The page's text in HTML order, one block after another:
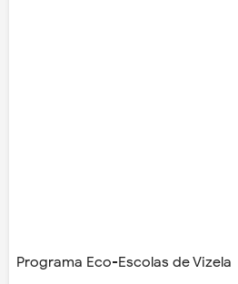
Programa Eco-Escolas de Vizela